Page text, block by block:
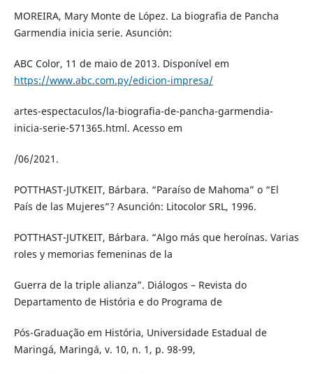
MOREIRA, Mary Monte de López. La biografia de Pancha
Garmendia inicia serie. Asunción:
ABC Color, 11 de maio de 2013. Disponível em
https://www.abc.com.py/edicion-impresa/
artes-espectaculos/la-biografia-de-pancha-garmendia-
inicia-serie-571365.html. Acesso em
/06/2021.
POTTHAST-JUTKEIT, Bárbara. “Paraíso de Mahoma” o “El
País de las Mujeres”? Asunción: Litocolor SRL, 1996.
POTTHAST-JUTKEIT, Bárbara. “Algo más que heroínas. Varias
roles y memorias femeninas de la
Guerra de la triple alianza”. Diálogos – Revista do
Departamento de História e do Programa de
Pós-Graduação em História, Universidade Estadual de
Maringá, Maringá, v. 10, n. 1, p. 98-99,